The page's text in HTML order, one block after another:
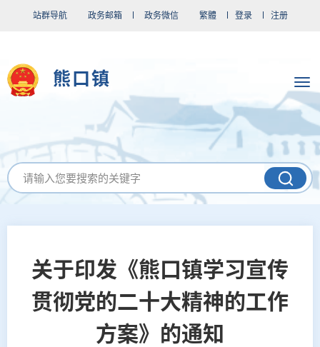
站群导航 政务邮箱 政务微信 繁體 登录 注册
熊口镇
关于印发《熊口镇学习宣传
贯彻党的二十大精神的工作
方案》的通知